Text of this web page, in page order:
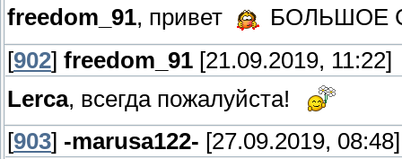
freedom_91, привет
БОЛЬШОЕ
[902] freedom_91 [21.09.2019, 11:22]
Lerca, всегда пожалуйста!
[903] -marusa122- [27.09.2019, 08:48]